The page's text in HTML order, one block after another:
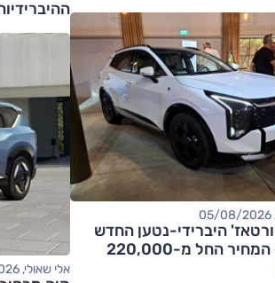
היברידי-נטען החדש
בארץ – המחיר החל מ-220,000
אלי שאולי, 06/08/2026